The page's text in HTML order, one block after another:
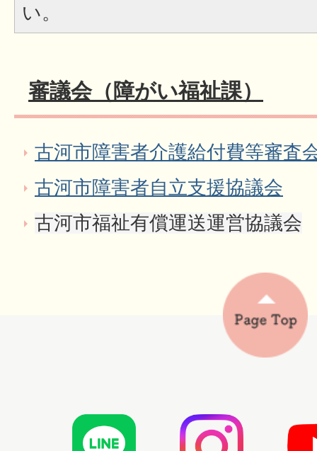
い。
審議会（障がい福祉課）
古河市障害者介護給付費等審査
古河市障害者自立支援協議会
古河市福祉有償運送運営協議会